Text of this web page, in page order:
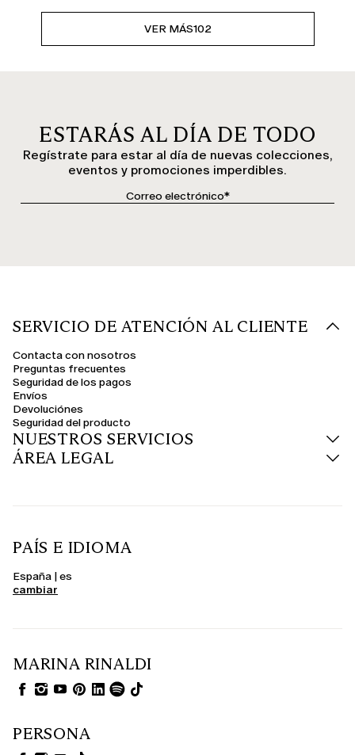
VER MÁS102
ESTARÁS AL DÍA DE TODO
Regístrate para estar al día de nuevas colecciones,
eventos y promociones imperdibles.
SERVICIO DE ATENCIÓN AL CLIENTE
Contacta con nosotros
Preguntas frecuentes
Seguridad de los pagos
Envíos
Devoluciónes
Seguridad del producto
NUESTROS SERVICIOS
ÁREA LEGAL
PAÍS E IDIOMA
España | es
cambiar
MARINA RINALDI
PERSONA